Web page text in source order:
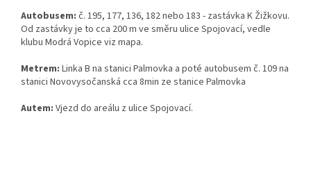
Autobusem: č. 195, 177, 136, 182 nebo 183 - zastávka K Žižkovu.
Od zastávky je to cca 200 m ve směru ulice Spojovací, vedle
klubu Modrá Vopice viz mapa.
Metrem: Linka B na stanici Palmovka a poté autobusem č. 109 na
stanici Novovysočanská cca 8min ze stanice Palmovka
Autem: Vjezd do areálu z ulice Spojovací.